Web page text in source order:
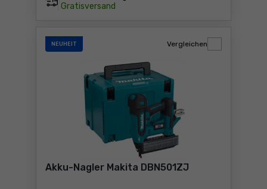
Gratisversand
NEUHEIT
Akku-Nagler Makita DBN501ZJ
Vergleichen